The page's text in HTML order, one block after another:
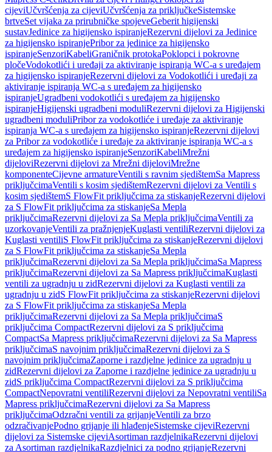
cijeviUčvršćenja za cijeviUčvršćenja za priključkeSistemske
brtveSet vijaka za prirubničke spojeveGeberit higijenski
sustavJedinice za higijensko ispiranjeRezervni dijelovi za Jedinice
za higijensko ispiranjePribor za jedinice za higijensko
ispiranjeSenzoriKabeliGraničnik protokaPoklopci i pokrovne
pločeVodokotlići i uređaji za aktiviranje ispiranja WC-a s uređajem
za higijensko ispiranjeRezervni dijelovi za Vodokotlići i uređaji za
aktiviranje ispiranja WC-a s uređajem za higijensko
ispiranjeUgradbeni vodokotlići s uređajem za higijensko
ispiranjeHigijenski ugradbeni moduliRezervni dijelovi za Higijenski
ugradbeni moduliPribor za vodokotliće i uređaje za aktiviranje
ispiranja WC-a s uređajem za higijensko ispiranjeRezervni dijelovi
za Pribor za vodokotliće i uređaje za aktiviranje ispiranja WC-a s
uređajem za higijensko ispiranjeSenzoriKabeliMrežni
dijeloviRezervni dijelovi za Mrežni dijeloviMrežne
komponenteCijevne armatureVentili s ravnim sjedištemSa Mapress
priključcimaVentili s kosim sjedištemRezervni dijelovi za Ventili s
kosim sjedištemS FlowFit priključcima za stiskanjeRezervni dijelovi
za S FlowFit priključcima za stiskanjeSa Mepla
priključcimaRezervni dijelovi za Sa Mepla priključcimaVentili za
uzorkovanjeVentili za pražnjenjeKuglasti ventiliRezervni dijelovi za
Kuglasti ventiliS FlowFit priključcima za stiskanjeRezervni dijelovi
za S FlowFit priključcima za stiskanjeSa Mepla
priključcimaRezervni dijelovi za Sa Mepla priključcimaSa Mapress
priključcimaRezervni dijelovi za Sa Mapress priključcimaKuglasti
ventili za ugradnju u zidRezervni dijelovi za Kuglasti ventili za
ugradnju u zidS FlowFit priključcima za stiskanjeRezervni dijelovi
za S FlowFit priključcima za stiskanjeSa Mepla
priključcimaRezervni dijelovi za Sa Mepla priključcimaS
priključcima CompactRezervni dijelovi za S priključcima
CompactSa Mapress priključcimaRezervni dijelovi za Sa Mapress
priključcimaS navojnim priključcimaRezervni dijelovi za S
navojnim priključcimaZaporne i razdjelne jedinice za ugradnju u
zidRezervni dijelovi za Zaporne i razdjelne jedinice za ugradnju u
zidS priključcima CompactRezervni dijelovi za S priključcima
CompactNepovratni ventiliRezervni dijelovi za Nepovratni ventiliSa
Mapress priključcimaRezervni dijelovi za Sa Mapress
priključcimaOdzračni ventili za grijanjeVentili za brzo
odzračivanjePodno grijanje ili hlađenjeSistemske cijeviRezervni
dijelovi za Sistemske cijeviAsortiman razdjelnikaRezervni dijelovi
za Asortiman razdjelnikaRazdjelnici za podno grijanjeRezervni